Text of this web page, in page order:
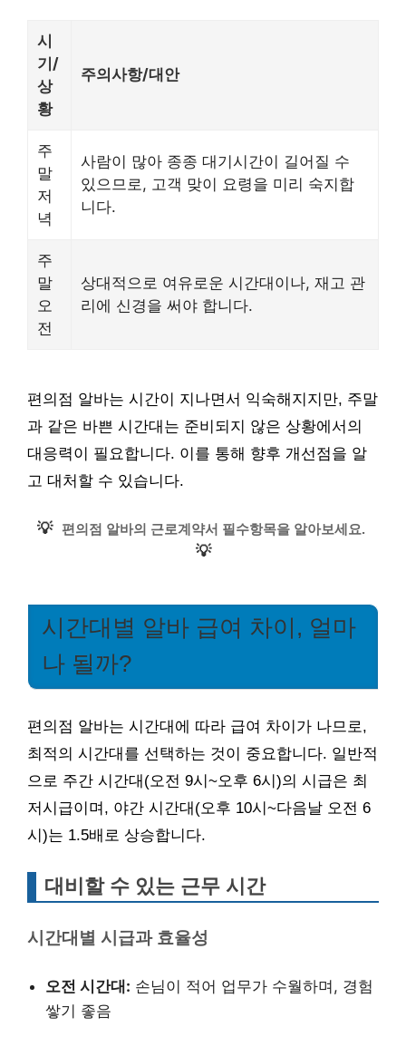
시
기/
상
황
주의사항/대안
주
말
저
녁
사람이 많아 종종 대기시간이 길어질 수
있으므로, 고객 맞이 요령을 미리 숙지합
니다.
주
말
오
전
상대적으로 여유로운 시간대이나, 재고 관
리에 신경을 써야 합니다.
편의점 알바는 시간이 지나면서 익숙해지지만, 주말
과 같은 바쁜 시간대는 준비되지 않은 상황에서의
대응력이 필요합니다. 이를 통해 향후 개선점을 알
고 대처할 수 있습니다.
💡 편의점 알바의 근로계약서 필수항목을 알아보세요.
💡
시간대별 알바 급여 차이, 얼마
나 될까?
편의점 알바는 시간대에 따라 급여 차이가 나므로,
최적의 시간대를 선택하는 것이 중요합니다. 일반적
으로 주간 시간대(오전 9시~오후 6시)의 시급은 최
저시급이며, 야간 시간대(오후 10시~다음날 오전 6
시)는 1.5배로 상승합니다.
대비할 수 있는 근무 시간
시간대별 시급과 효율성
오전 시간대: 손님이 적어 업무가 수월하며, 경험
쌓기 좋음